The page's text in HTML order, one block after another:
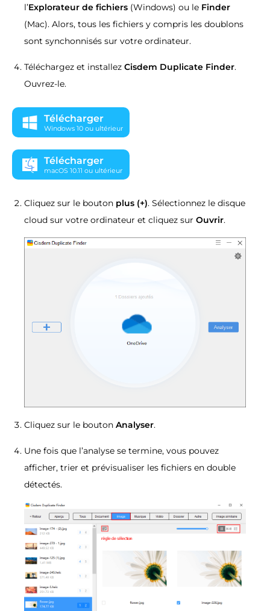
l’Explorateur de fichiers (Windows) ou le Finder
(Mac). Alors, tous les fichiers y compris les doublons
sont synchonnisés sur votre ordinateur.
Téléchargez et installez Cisdem Duplicate Finder.
Ouvrez-le.
Télécharger
Windows 10 ou ultérieur
Télécharger
macOS 10.11 ou ultérieur
Cliquez sur le bouton plus (+). Sélectionnez le disque
cloud sur votre ordinateur et cliquez sur Ouvrir.
Cliquez sur le bouton Analyser.
Une fois que l’analyse se termine, vous pouvez
afficher, trier et prévisualiser les fichiers en double
détectés.